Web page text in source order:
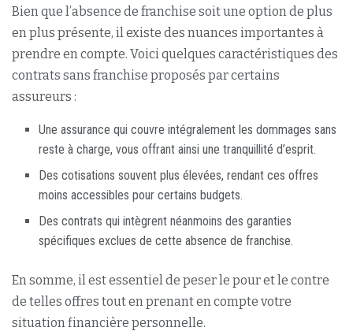
Bien que l’absence de franchise soit une option de plus
en plus présente, il existe des nuances importantes à
prendre en compte. Voici quelques caractéristiques des
contrats sans franchise proposés par certains
assureurs :
Une assurance qui couvre intégralement les dommages sans
reste à charge, vous offrant ainsi une tranquillité d’esprit.
Des cotisations souvent plus élevées, rendant ces offres
moins accessibles pour certains budgets.
Des contrats qui intègrent néanmoins des garanties
spécifiques exclues de cette absence de franchise.
En somme, il est essentiel de peser le pour et le contre
de telles offres tout en prenant en compte votre
situation financière personnelle.